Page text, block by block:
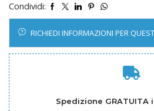
Condividi:
RICHIEDI INFORMAZIONI PER
Spedizione